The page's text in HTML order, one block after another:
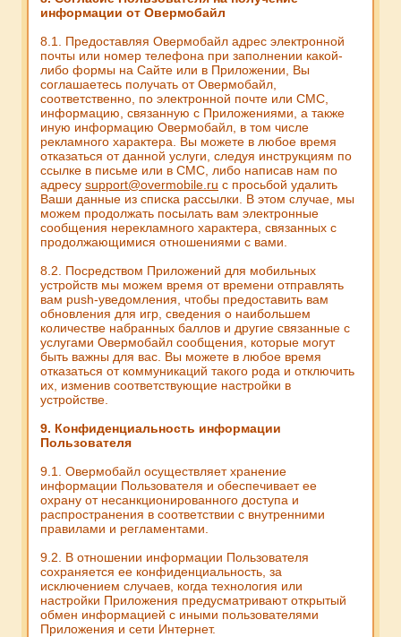
информации от Овермобайл
8.1. Предоставляя Овермобайл адрес электронной
почты или номер телефона при заполнении какой-
либо формы на Сайте или в Приложении, Вы
соглашаетесь получать от Овермобайл,
соответственно, по электронной почте или СМС,
информацию, связанную с Приложениями, а также
иную информацию Овермобайл, в том числе
рекламного характера. Вы можете в любое время
отказаться от данной услуги, следуя инструкциям по
ссылке в письме или в СМС, либо написав нам по
адресу support@overmobile.ru с просьбой удалить
Ваши данные из списка рассылки. В этом случае, мы
можем продолжать посылать вам электронные
сообщения нерекламного характера, связанных с
продолжающимися отношениями с вами.
8.2. Посредством Приложений для мобильных
устройств мы можем время от времени отправлять
вам push-уведомления, чтобы предоставить вам
обновления для игр, сведения о наибольшем
количестве набранных баллов и другие связанные с
услугами Овермобайл сообщения, которые могут
быть важны для вас. Вы можете в любое время
отказаться от коммуникаций такого рода и отключить
их, изменив соответствующие настройки в
устройстве.
9. Конфиденциальность информации
Пользователя
9.1. Овермобайл осуществляет хранение
информации Пользователя и обеспечивает ее
охрану от несанкционированного доступа и
распространения в соответствии с внутренними
правилами и регламентами.
9.2. В отношении информации Пользователя
сохраняется ее конфиденциальность, за
исключением случаев, когда технология или
настройки Приложения предусматривают открытый
обмен информацией с иными пользователями
Приложения и сети Интернет.